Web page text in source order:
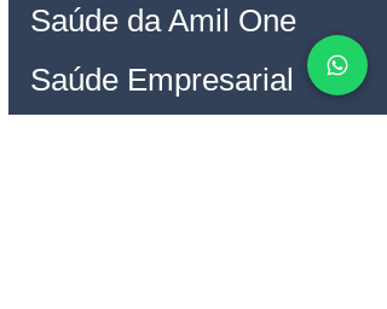
Saúde da Amil One
Saúde Empresarial